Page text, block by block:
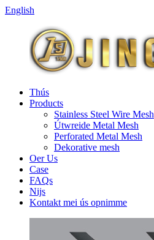
English
Thús
Products
Stainless Steel Wire Mesh
Útwreide Metal Mesh
Perforated Metal Mesh
Dekorative mesh
Oer Us
Case
FAQs
Nijs
Kontakt mei ús opnimme